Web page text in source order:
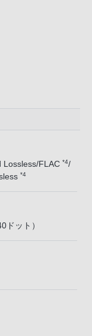
Lossless/FLAC *4/
*4
ドット）